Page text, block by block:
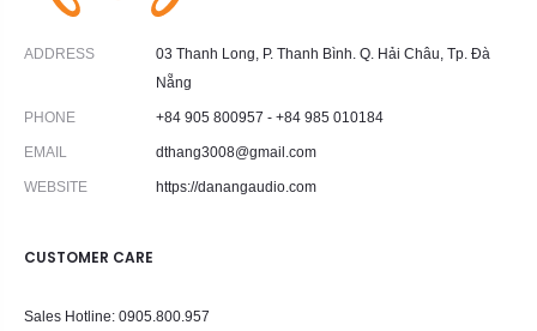
ADDRESS
03 Thanh Long, P. Thanh Bình. Q. Hải Châu, Tp. Đà
Nẵng
PHONE +84 905 800957 - +84 985 010184
EMAIL dthang3008@gmail.com
WEBSITE https://danangaudio.com
CUSTOMER CARE
Sales Hotline: 0905.800.957